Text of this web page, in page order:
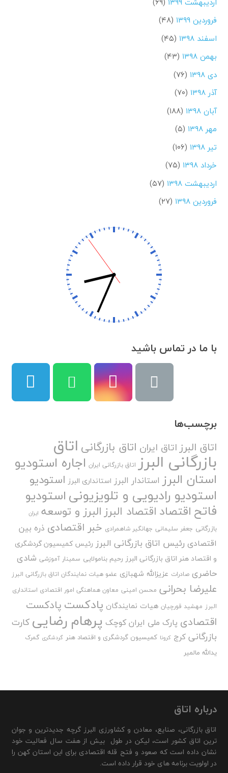
فروردین ۱۳۹۹
(۴۸)
اسفند ۱۳۹۸
(۴۵)
بهمن ۱۳۹۸
(۴۳)
دی ۱۳۹۸
(۷۶)
آذر ۱۳۹۸
(۷۰)
آبان ۱۳۹۸
(۱۸۸)
مهر ۱۳۹۸
(۵)
تیر ۱۳۹۸
(۱۰۶)
خرداد ۱۳۹۸
(۷۵)
اردیبهشت ۱۳۹۸
(۵۷)
فروردین ۱۳۹۸
(۲۷)
با ما در تماس باشید
برچسب‌ها
اتاق البرزاتاق ایران اتاق بازرگانی اتاق
بازرگانی البرز اتاق بازرگانی ایران اجاره استودیو
استان البرز استاندار البرز استانداری البرز استودیو
استودیو رادیویی و تلویزیونیاستودیو
فاتح اقتصاد اقتصاد البرزالبرز و توسعه ایران
بازرگانی جعفر سلیمانی جهانگیر شاهمرادی خبر اقتصادی ذره بین
اقتصادی رئیس اتاق بازرگانی البرز رئیس کمیسیون گردشگری
و اقتصاد هنر اتاق بازرگانی البرز رحیم بنامولایی سمینار آموزشی شادی
حاضری صادرات عزیزالله شهبازی عضو هیات نمایندگان اتاق بازرگانی البرز
علیرضا بحرانی محسن امینی معاون هماهنگی امور اقتصادی استانداری
البرز مهشید قورچیان هیات نمایندگان پادکست پادکست
اقتصادی پارک ملی ایران کوچک پرهام رضایی کارت
بازرگانی کرج کرونا کمیسیون گردشگری و اقتصاد هنر گردشگری گمرک
یدالله مالمیر
درباره اتاق
اتاق بازرگانی، صنایع، معادن و کشاورزی البرز گرچه جدیدترین و جوان
ترین اتاق کشور است، لیکن در طول بیش از هفت سال فعالیت خود
نشان داده است که صعود و فتح قله اقتصادی برای این استان کهن را
در اولویت برنامه های خود قرار داده است.